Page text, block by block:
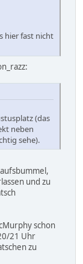
hier fast nicht
(das
neben
sehe).
und zu
schon
21 Uhr
zu